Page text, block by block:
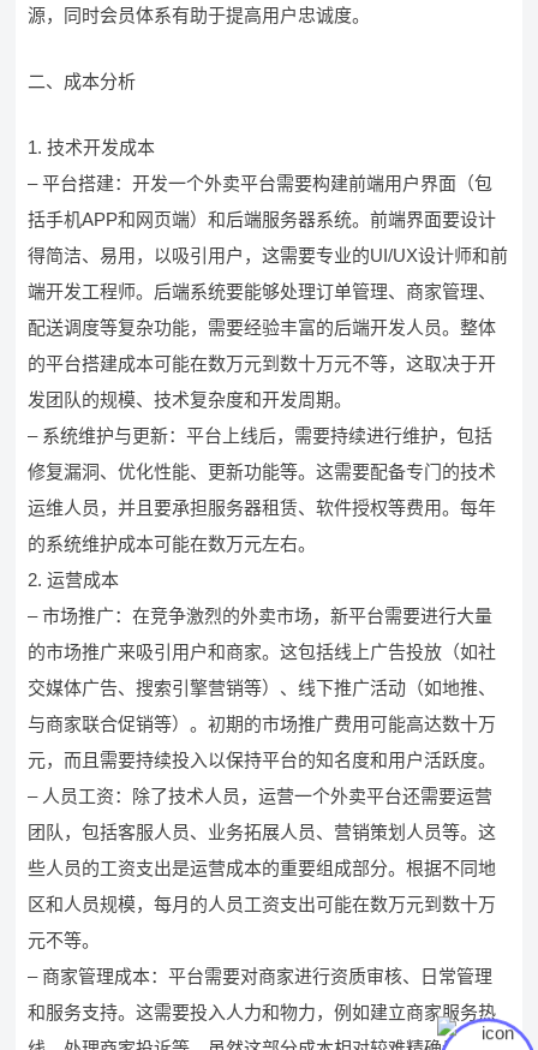
源，同时会员体系有助于提高用户忠诚度。
二、成本分析
1. 技术开发成本
– 平台搭建：开发一个外卖平台需要构建前端用户界面（包
括手机APP和网页端）和后端服务器系统。前端界面要设计
得简洁、易用，以吸引用户，这需要专业的UI/UX设计师和前
端开发工程师。后端系统要能够处理订单管理、商家管理、
配送调度等复杂功能，需要经验丰富的后端开发人员。整体
的平台搭建成本可能在数万元到数十万元不等，这取决于开
发团队的规模、技术复杂度和开发周期。
– 系统维护与更新：平台上线后，需要持续进行维护，包括
修复漏洞、优化性能、更新功能等。这需要配备专门的技术
运维人员，并且要承担服务器租赁、软件授权等费用。每年
的系统维护成本可能在数万元左右。
2. 运营成本
– 市场推广：在竞争激烈的外卖市场，新平台需要进行大量
的市场推广来吸引用户和商家。这包括线上广告投放（如社
交媒体广告、搜索引擎营销等）、线下推广活动（如地推、
与商家联合促销等）。初期的市场推广费用可能高达数十万
元，而且需要持续投入以保持平台的知名度和用户活跃度。
– 人员工资：除了技术人员，运营一个外卖平台还需要运营
团队，包括客服人员、业务拓展人员、营销策划人员等。这
些人员的工资支出是运营成本的重要组成部分。根据不同地
区和人员规模，每月的人员工资支出可能在数万元到数十万
元不等。
– 商家管理成本：平台需要对商家进行资质审核、日常管理
和服务支持。这需要投入人力和物力，例如建立商家服务热